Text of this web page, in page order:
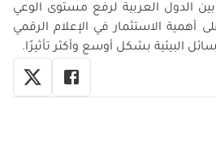
الدول العربية لرفع مستوى الوعي
أهمية الاستثمار في الإعلام الرقمي
البيئية بشكل أوسع وأكثر تأثيرًا.